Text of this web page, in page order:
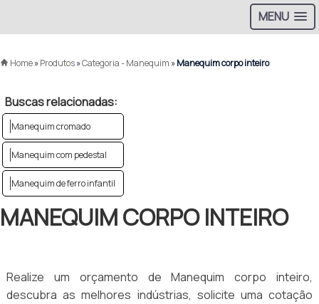
MENU
Home»Produtos»Categoria - Manequim »Manequim corpo inteiro
Buscas relacionadas:
Manequim cromado
Manequim com pedestal
Manequim de ferro infantil
MANEQUIM CORPO INTEIRO
Realize um orçamento de Manequim corpo inteiro,
descubra as melhores indústrias, solicite uma cotação